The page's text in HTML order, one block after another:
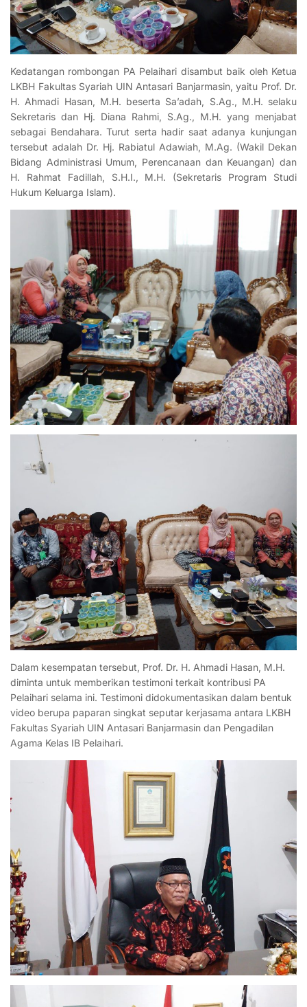
Kedatangan rombongan PA Pelaihari disambut baik oleh Ketua
LKBH Fakultas Syariah UIN Antasari Banjarmasin, yaitu Prof. Dr.
H. Ahmadi Hasan, M.H. beserta Sa’adah, S.Ag., M.H. selaku
Sekretaris dan Hj. Diana Rahmi, S.Ag., M.H. yang menjabat
sebagai Bendahara. Turut serta hadir saatadanya kunjungan
tersebut adalah Dr. Hj. Rabiatul Adawiah, M.Ag. (Wakil Dekan
Bidang Administrasi Umum, Perencanaan dan Keuangan) dan
H. Rahmat Fadillah, S.H.I., M.H. (Sekretaris Program Studi
Hukum Keluarga Islam).
Dalam kesempatan tersebut, Prof. Dr. H. Ahmadi Hasan, M.H.
diminta untuk memberikan testimoni terkait kontribusi PA
Pelaihari selama ini. Testimoni didokumentasikan dalam bentuk
video berupa paparan singkat seputar kerjasama antara LKBH
Fakultas Syariah UIN Antasari Banjarmasin dan Pengadilan
Agama Kelas IB Pelaihari.